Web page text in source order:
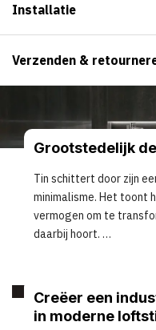
Installatie
Verzenden &
Grootstedelijk
Tin schittert door zijn
minimalisme. Het toont
vermogen om te
daarbij hoort.
Creëer een
in moderne